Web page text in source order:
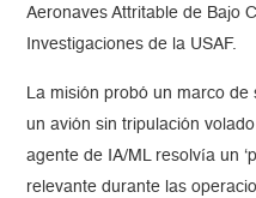
Aeronaves Attritable de Bajo
Investigaciones de la USAF.
La misión probó un marco
un avión sin tripulación
agente de IA/ML resolvía un
relevante durante las